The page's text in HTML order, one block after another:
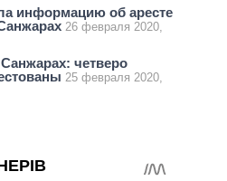
информацию об аресте
26 февраля 2020,
четверо
25 февраля 2020,